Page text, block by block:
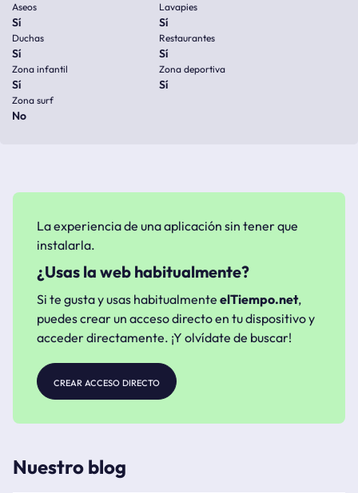
Aseos
Sí
Lavapies
Sí
Duchas
Sí
Restaurantes
Sí
Zona infantil
Sí
Zona deportiva
Sí
Zona surf
No
La experiencia de una aplicación sin tener que
instalarla.
¿Usas la web habitualmente?
Si te gusta y usas habitualmente elTiempo.net,
puedes crear un acceso directo en tu dispositivo y
acceder directamente. ¡Y olvídate de buscar!
crear acceso directo
Nuestro blog